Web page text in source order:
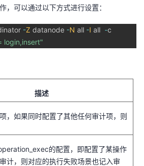
，可以通过以下方式进行设置：
-Z datanode -N all -I all -c
login,insert"
描述
，如果同时配置了其他任何审计项，则
的配置，即配置了某操作
计，则对应的执行失败场景也记入审